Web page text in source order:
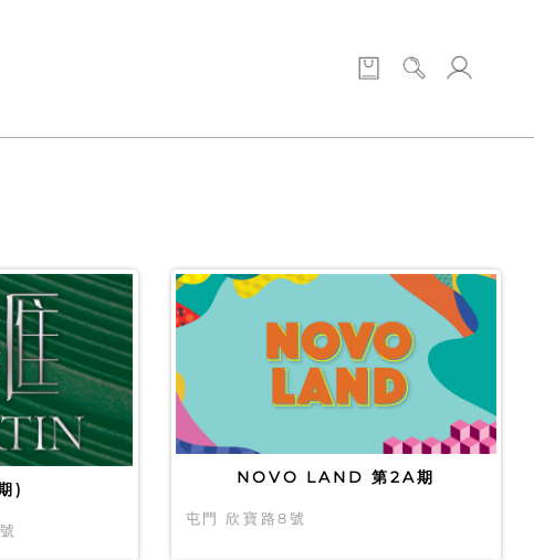
)
NOVO LAND 第2A期
屯門 欣寶路8號